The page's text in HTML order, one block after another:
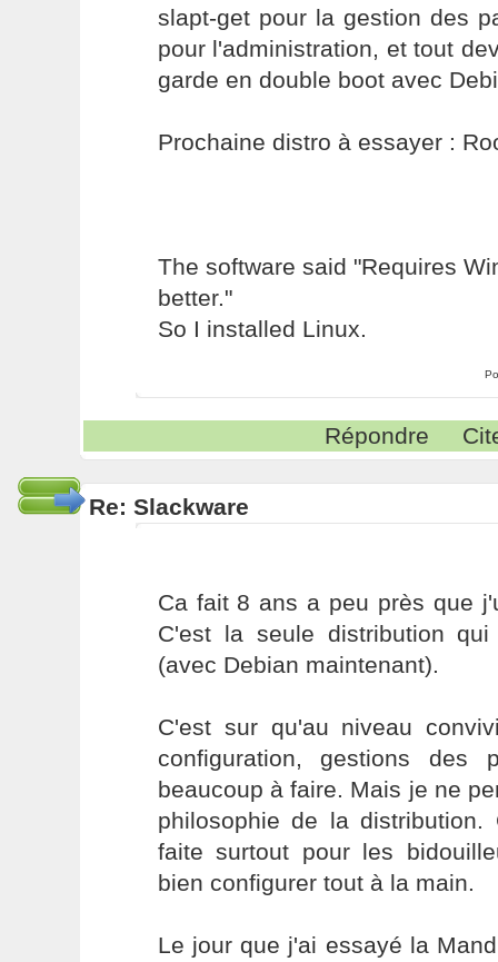
slapt-get pour la gestion des
pour l'administration, et tout
garde en double boot avec
Prochaine distro à essayer :
The software said "Requires
better."
So I installed Linux.
Répondre
Re: Slackware
Ca fait 8 ans a peu près que
C'est la seule distribution
(avec Debian maintenant).
C'est sur qu'au niveau
configuration, gestions des
beaucoup à faire. Mais je ne
philosophie de la distribution.
faite surtout pour les
bien configurer tout à la main.
Le jour que j'ai essayé la